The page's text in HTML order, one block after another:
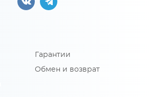
Гарантии
Обмен и возврат